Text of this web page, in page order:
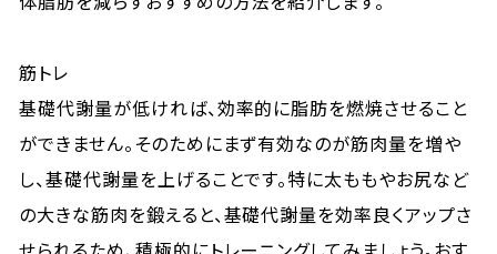
筋トレ
基礎代謝量が低ければ、効率的に脂肪を燃焼させること
ができません。そのためにまず有効なのが筋肉量を増や
し、基礎代謝量を上げることです。特に太ももやお尻など
の大きな筋肉を鍛えると、基礎代謝量を効率良くアップさ